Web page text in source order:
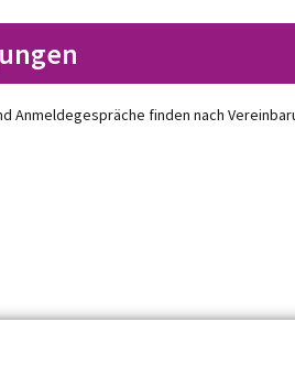
Anmeldegespräche finden nach